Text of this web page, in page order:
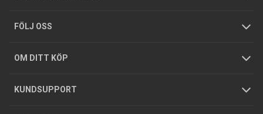
FÖLJ OSS
OM DITT KÖP
Integritetspolicy
GDPR
KUNDSUPPORT
Foldrar och kataloger
Köpguider
Varumärken
Tjänster
Hållbarhet
Jobba hos oss